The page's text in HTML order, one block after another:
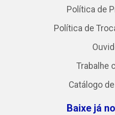
Política de
Política de
Trabalhe
Catálogo
Baixe já